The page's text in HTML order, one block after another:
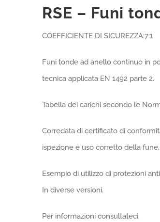
RSE – Funi
COEFFICIENTE DI SICUREZZA:7:1
Funi tonde ad anello continuo in
tecnica applicata EN 1492 parte 2.
Tabella dei carichi secondo le
Corredata di certificato di
ispezione e uso corretto della
Esempio di utilizzo di protezioni
In diverse versioni.
Per informazioni consultateci.